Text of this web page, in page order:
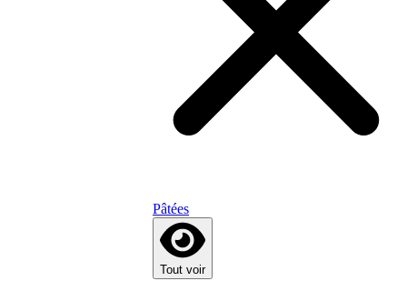
Pâtées
Tout voir